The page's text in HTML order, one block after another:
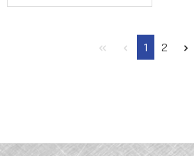
Seite
1 Seite
2